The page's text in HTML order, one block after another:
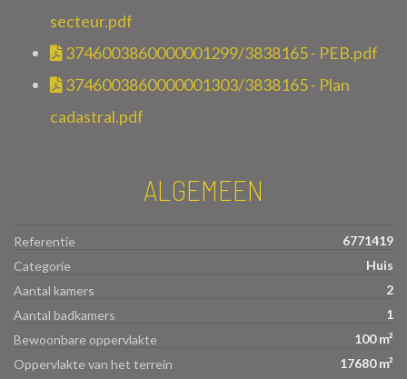
secteur.pdf
3746003860000001299/3838165 - PEB.pdf
3746003860000001303/3838165 - Plan
cadastral.pdf
ALGEMEEN
Referentie
6771419
Categorie
Huis
Aantal kamers
2
Aantal badkamers
1
Bewoonbare oppervlakte
100 m²
Oppervlakte van het terrein
17680 m²